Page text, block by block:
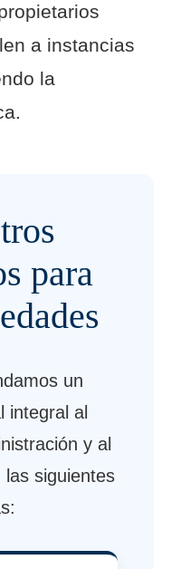
a instancias
la
para
un
integral al
y al
siguientes